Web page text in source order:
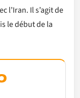
l’Iran. Il s’agit de
le début de la